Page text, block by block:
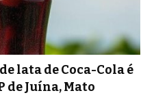
lata de Coca-Cola é
de Juína, Mato